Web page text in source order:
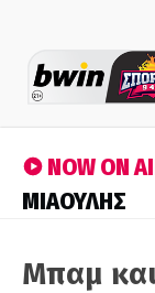
NOW ON
ΜΙΑΟΥΛΗΣ
Μπαμ